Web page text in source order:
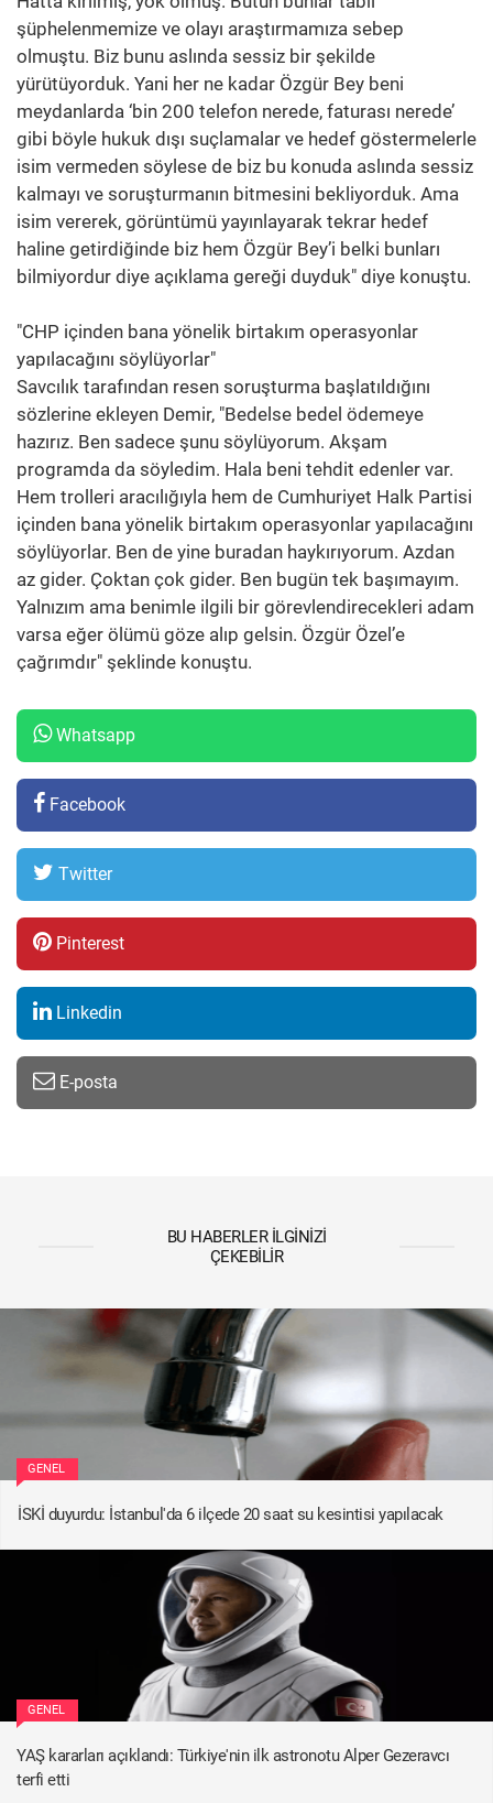
şüphelenmemize ve olayı araştırmamıza sebep
olmuştu. Biz bunu aslında sessiz bir şekilde
yürütüyorduk. Yani her ne kadar Özgür Bey beni
meydanlarda ‘bin 200 telefon nerede, faturası nerede’
gibi böyle hukuk dışı suçlamalar ve hedef göstermelerle
isim vermeden söylese de biz bu konuda aslında sessiz
kalmayı ve soruşturmanın bitmesini bekliyorduk. Ama
isim vererek, görüntümü yayınlayarak tekrar hedef
haline getirdiğinde biz hem Özgür Bey’i belki bunları
bilmiyordur diye açıklama gereği duyduk" diye konuştu.
"CHP içinden bana yönelik birtakım operasyonlar
yapılacağını söylüyorlar"
Savcılık tarafından resen soruşturma başlatıldığını
sözlerine ekleyen Demir, "Bedelse bedel ödemeye
hazırız. Ben sadece şunu söylüyorum. Akşam
programda da söyledim. Hala beni tehdit edenler var.
Hem trolleri aracılığıyla hem de Cumhuriyet Halk Partisi
içinden bana yönelik birtakım operasyonlar yapılacağını
söylüyorlar. Ben de yine buradan haykırıyorum. Azdan
az gider. Çoktan çok gider. Ben bugün tek başımayım.
Yalnızım ama benimle ilgili bir görevlendirecekleri adam
varsa eğer ölümü göze alıp gelsin. Özgür Özel’e
çağrımdır" şeklinde konuştu.
Whatsapp
Facebook
Twitter
Pinterest
Linkedin
E-posta
BU HABERLER İLGINIZI
ÇEKEBILIR
GENEL
İSKİ duyurdu: İstanbul'da 6 ilçede 20 saat su kesintisi yapılacak
GENEL
YAŞ kararları açıklandı: Türkiye'nin ilk astronotu Alper Gezeravcı
terfi etti